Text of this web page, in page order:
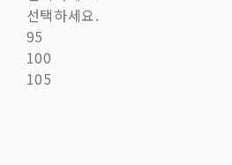
선택하세요.
95
100
105